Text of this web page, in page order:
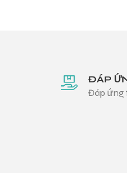
ĐÁP
Đáp ứng